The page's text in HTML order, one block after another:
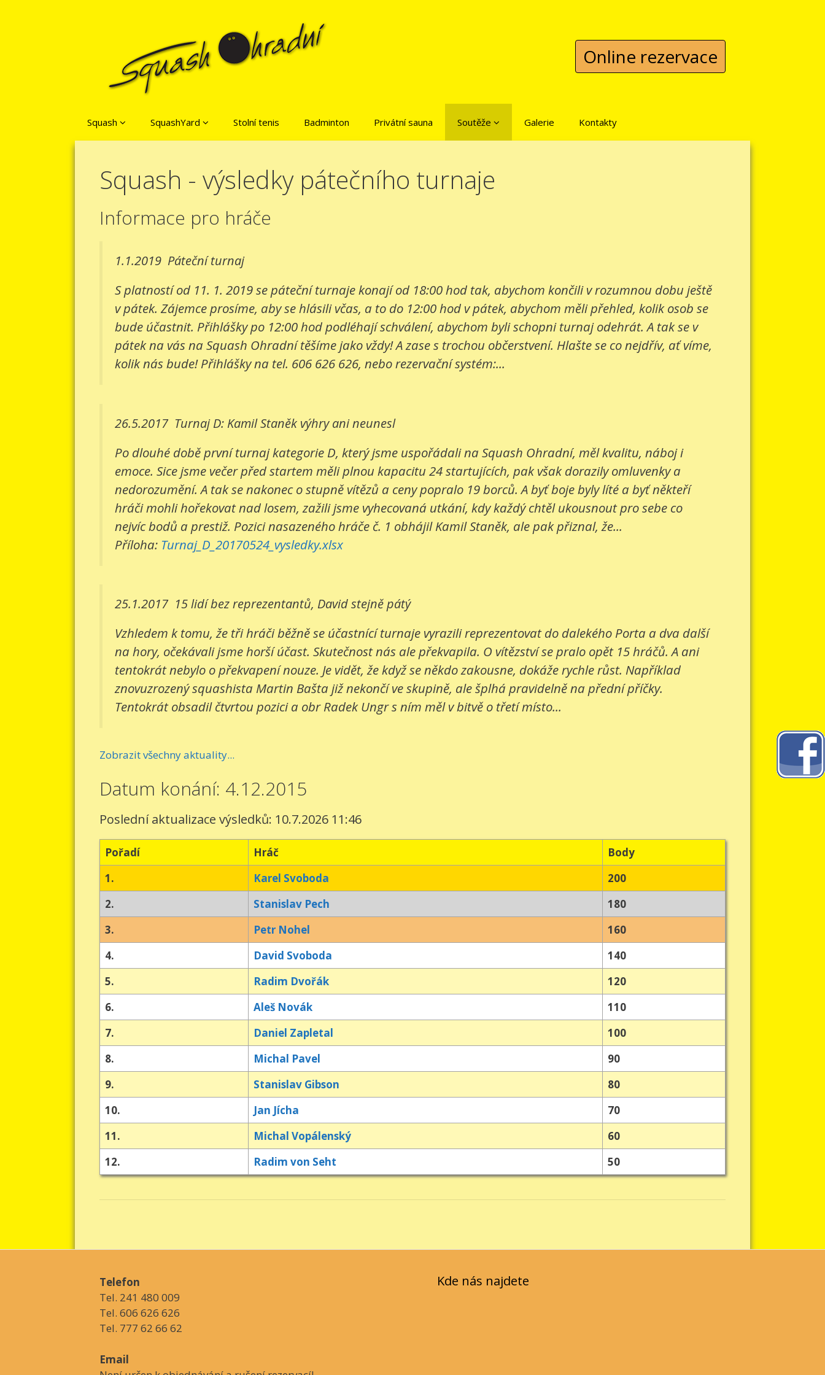
Online rezervace
Squash SquashYard Stolní tenis Badminton Privátní sauna Soutěže Galerie Kontakty
Squash - výsledky pátečního turnaje
Informace pro hráče
1.1.2019 Páteční turnaj
S platností od 11. 1. 2019 se páteční turnaje konají od 18:00 hod tak, abychom končili v rozumnou dobu ještě
v pátek. Zájemce prosíme, aby se hlásili včas, a to do 12:00 hod v pátek, abychom měli přehled, kolik osob se
bude účastnit. Přihlášky po 12:00 hod podléhají schválení, abychom byli schopni turnaj odehrát. A tak se v
pátek na vás na Squash Ohradní těšíme jako vždy! A zase s trochou občerstvení. Hlašte se co nejdřív, ať víme,
kolik nás bude! Přihlášky na tel. 606 626 626, nebo rezervační systém:...
26.5.2017 Turnaj D: Kamil Staněk výhry ani neunesl
Po dlouhé době první turnaj kategorie D, který jsme uspořádali na Squash Ohradní, měl kvalitu, náboj i
emoce. Sice jsme večer před startem měli plnou kapacitu 24 startujících, pak však dorazily omluvenky a
nedorozumění. A tak se nakonec o stupně vítězů a ceny popralo 19 borců. A byť boje byly líté a byť někteří
hráči mohli hořekovat nad losem, zažili jsme vyhecovaná utkání, kdy každý chtěl ukousnout pro sebe co
nejvíc bodů a prestiž. Pozici nasazeného hráče č. 1 obhájil Kamil Staněk, ale pak přiznal, že...
Příloha: Turnaj_D_20170524_vysledky.xlsx
25.1.2017 15 lidí bez reprezentantů, David stejně pátý
Vzhledem k tomu, že tři hráči běžně se účastnící turnaje vyrazili reprezentovat do dalekého Porta a dva další
na hory, očekávali jsme horší účast. Skutečnost nás ale překvapila. O vítězství se pralo opět 15 hráčů. A ani
tentokrát nebylo o překvapení nouze. Je vidět, že když se někdo zakousne, dokáže rychle růst. Například
znovuzrozený squashista Martin Bašta již nekončí ve skupině, ale šplhá pravidelně na přední příčky.
Tentokrát obsadil čtvrtou pozici a obr Radek Ungr s ním měl v bitvě o třetí místo...
Zobrazit všechny aktuality...
Datum konání: 4.12.2015
Poslední aktualizace výsledků: 10.7.2026 11:46
Pořadí Hráč
Body
1.
Karel Svoboda
200
2.
Stanislav Pech
180
3.
Petr Nohel
160
4.
David Svoboda
140
5.
Radim Dvořák
120
6.
Aleš Novák
110
7.
Daniel Zapletal
100
8.
Michal Pavel
90
9.
Stanislav Gibson
80
10.
Jan Jícha
70
11.
Michal Vopálenský
60
12.
Radim von Seht 50
Telefon
Tel. 241 480 009
Tel. 606 626 626
Tel. 777 62 66 62
Email
Kde nás najdete